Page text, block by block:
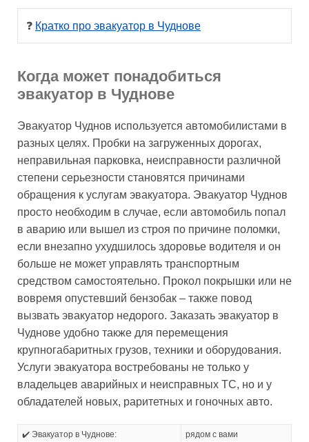
❓ Кратко про эвакуатор в Чуднове
Когда может понадобиться
эвакуатор в Чуднове
Эвакуатор Чуднов используется автомобилистами в
разных целях. Пробки на загруженных дорогах,
неправильная парковка, неисправности различной
степени серьезности становятся причинами
обращения к услугам эвакуатора. Эвакуатор Чуднов
просто необходим в случае, если автомобиль попал
в аварию или вышел из строя по причине поломки,
если внезапно ухудшилось здоровье водителя и он
больше не может управлять транспортным
средством самостоятельно. Прокол покрышки или не
вовремя опустевший бензобак – также повод
вызвать эвакуатор недорого. Заказать эвакуатор в
Чуднове удобно также для перемещения
крупногабаритных грузов, техники и оборудования.
Услуги эвакуатора востребованы не только у
владельцев аварийных и неисправных ТС, но и у
обладателей новых, раритетных и гоночных авто.
✔️ Эвакуатор в Чуднове: рядом с вами